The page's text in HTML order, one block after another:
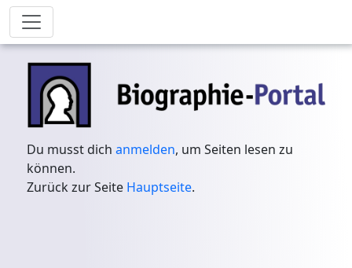
Du musst dichanmelden, um Seiten lesen zu
können.
Zurück zur Seite Hauptseite.